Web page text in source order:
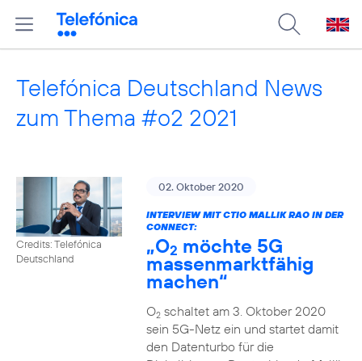
Telefónica Deutschland News
zum Thema #o2 2021
Credits: Telefónica
Deutschland
02. Oktober 2020
INTERVIEW MIT CTIO MALLIK RAO IN DER
CONNECT:
„O2 möchte 5G
massenmarktfähig
machen“
O2schaltet am 3. Oktober 2020
sein 5G-Netz ein und startet damit
den Datenturbo für die